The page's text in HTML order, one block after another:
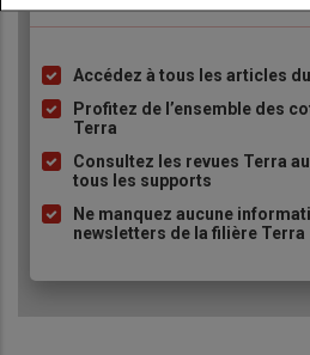
Liste
à
puce
Accédez à tous les articles
Profitez de l’ensemble des
Terra
Consultez les revues Terra
tous les supports
Ne manquez aucune
newsletters de la filière Terra